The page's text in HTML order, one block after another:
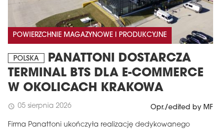
POWIERZCHNIE MAGAZYNOWE I PRODUKCYJNE
POLSKA
PANATTONI DOSTARCZA
TERMINAL BTS DLA E-COMMERCE
W OKOLICACH KRAKOWA
schedule 05 sierpnia 2026 Opr./edited by MF
Firma Panattoni ukończyła realizację dedykowanego